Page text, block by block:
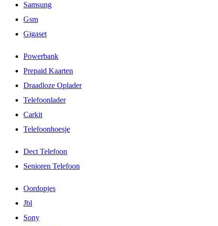
Samsung
Gsm
Gigaset
Powerbank
Prepaid Kaarten
Draadloze Oplader
Telefoonlader
Carkit
Telefoonhoesje
Dect Telefoon
Senioren Telefoon
Oordopjes
Jbl
Sony